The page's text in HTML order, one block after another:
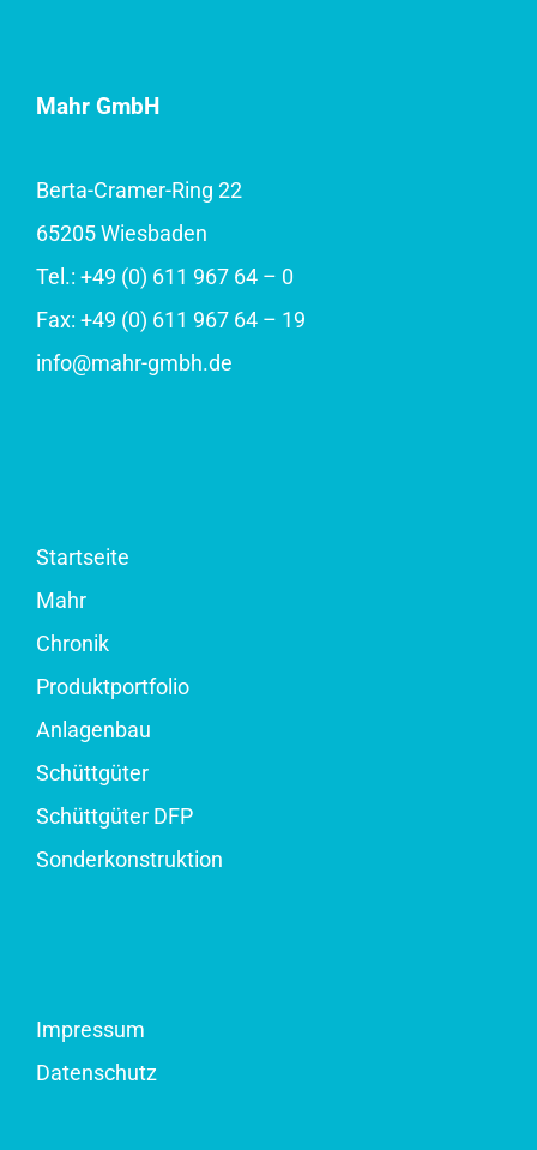
Mahr GmbH
Berta-Cramer-Ring 22
65205 Wiesbaden
Tel.: +49 (0) 611 967 64 – 0
Fax: +49 (0) 611 967 64 – 19
info@mahr-gmbh.de
Startseite
Mahr
Chronik
Produktportfolio
Anlagenbau
Schüttgüter
Schüttgüter DFP
Sonderkonstruktion
Impressum
Datenschutz